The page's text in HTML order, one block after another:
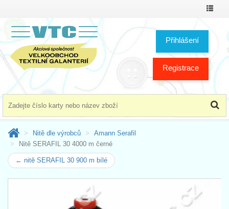
Přihlášení
Registrace
Nitě dle výrobců
Amann Serafil
Nitě SERAFIL 30 4000 m černé
← nitě SERAFIL 30 900 m bílé